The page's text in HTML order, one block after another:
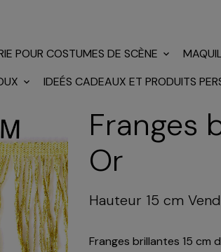
POUR COSTUMES DE SCÈNE
IDEÉS CADEAUX ET PRODUITS
Franges
Or
Hauteur 15 cm
Franges brillantes 15 cm